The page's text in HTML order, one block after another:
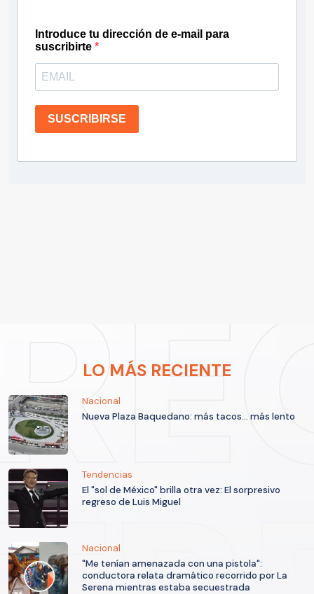
Introduce tu dirección de e-mail para
suscribirte
SUSCRIBIRSE
LO MÁS RECIENTE
Nacional
Nueva Plaza Baquedano: más tacos... más lento
Tendencias
El "sol de México" brilla otra vez: El sorpresivo
regreso de Luis Miguel
Nacional
"Me tenían amenazada con una pistola":
conductora relata dramático recorrido por La
Serena mientras estaba secuestrada